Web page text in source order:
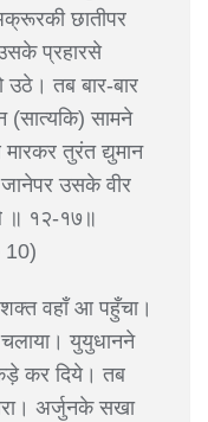
छातीपर
प्रहारसे
तब बार-बार
सामने
तुरंत द्युमान
उसके वीर
॥ १२-१७॥
10)
वहाँ आ पहुँचा।
युयुधानने
कर दिये। तब
अर्जुनके सखा